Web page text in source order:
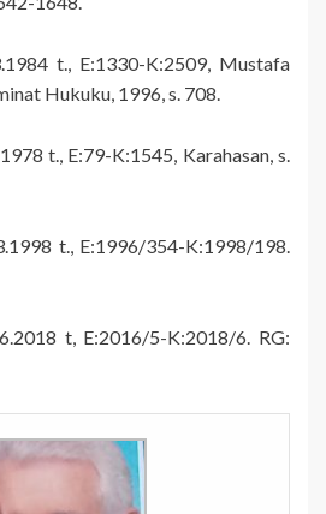
t., E:1330-K:2509, Mustafa
Hukuku, 1996, s. 708.
t., E:79-K:1545, Karahasan, s.
t., E:1996/354-K:1998/198.
t, E:2016/5-K:2018/6. RG: